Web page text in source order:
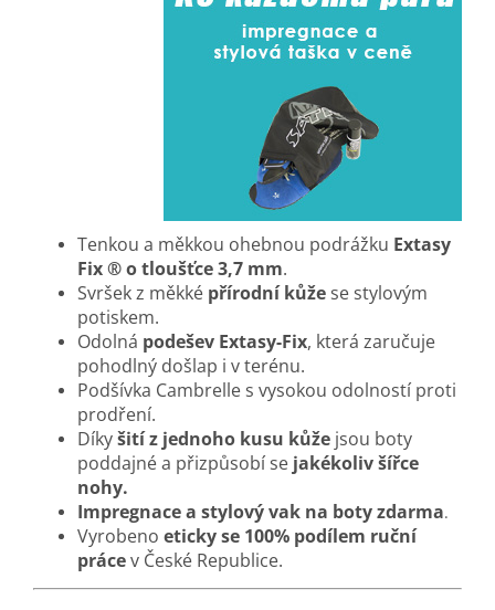
Tenkou a měkkou ohebnou podrážku Extasy
Fix ® o tloušťce 3,7 mm.
Svršek z měkké přírodní kůže se stylovým
potiskem.
Odolná podešev Extasy-Fix, která zaručuje
pohodlný došlap i v terénu.
Podšívka Cambrelle s vysokou odolností proti
prodření.
Díkyšití z jednoho kusu kůže jsou boty
poddajné a přizpůsobí se jakékoliv šířce
nohy.
Impregnace a stylový vak na boty zdarma.
Vyrobeno eticky se 100% podílem ruční
prácev České Republice.